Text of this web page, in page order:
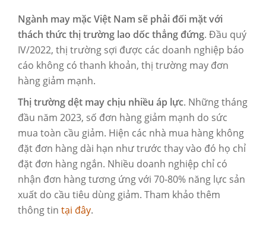
Ngành may mặc Việt Nam sẽ phải đối mặt với
thách thức thị trường lao dốc thẳng đứng. Đầu quý
IV/2022, thị trường sợi được các doanh nghiệp báo
cáo không có thanh khoản, thị trường may đơn
hàng giảm mạnh.
Thị trường dệt may chịu nhiều áp lực. Những tháng
đầu năm 2023, số đơn hàng giảm mạnh do sức
mua toàn cầu giảm. Hiện các nhà mua hàng không
đặt đơn hàng dài hạn như trước thay vào đó họ chỉ
đặt đơn hàng ngắn. Nhiều doanh nghiệp chỉ có
nhận đơn hàng tương ứng với 70-80% năng lực sản
xuất do cầu tiêu dùng giảm. Tham khảo thêm
thông tin tại đây.